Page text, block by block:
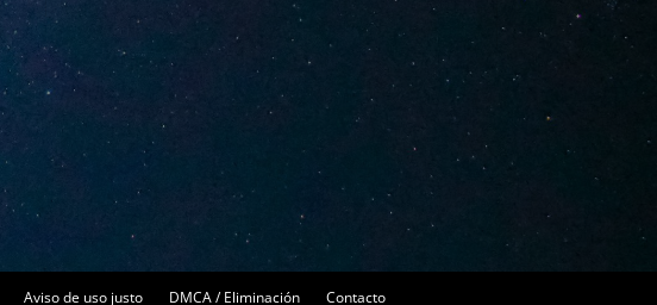
Aviso de uso justo DMCA / Eliminación Contacto